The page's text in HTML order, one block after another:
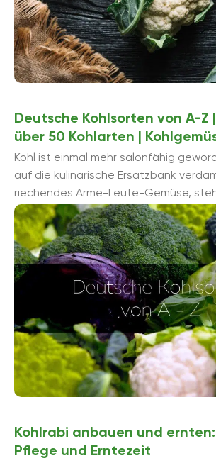
Deutsche Kohlsorten von A-Z
über 50 Kohlarten |
Kohl ist einmal mehr salonfähig
auf die kulinarische Ersatzbank
riechendes Arme-Leute-Gemüse,
Alt und Jung hoch in der Gunst. ...
Kohlrabi anbauen und
Pflege und Erntezeit